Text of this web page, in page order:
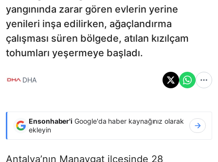
yangınında zarar gören evlerin yerine
yenileri inşa edilirken, ağaçlandırma
çalışması süren bölgede, atılan kızılçam
tohumları yeşermeye başladı.
DHA
Ensonhaber'i Google'da haber kaynağınız olarak
ekleyin
Antalya’nın Manavgat ilçesinde 28